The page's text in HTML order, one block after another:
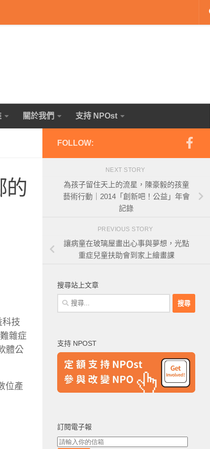
關於我們 支持 NPOst
的
科技
雜症
體公
位產
FOLLOW:
NEXT STORY
為孩子留住天上的流星，陳豪毅的孩童
藝術行動｜2014「創新吧！公益」年會
記錄
PREVIOUS STORY
讓病童在玻璃屋畫出心事與夢想，光點
重症兒童扶助會到家上繪畫課
搜尋站上文章
搜
尋
字:
支持 NPOST
訂閱電子報